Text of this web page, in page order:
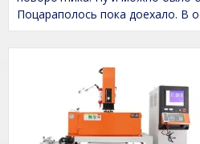
o
u
t
Поцараполось пока доехало. В